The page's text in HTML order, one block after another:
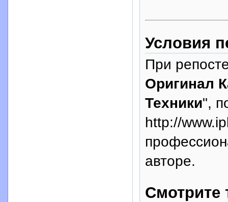
Условия
При
Оригинал
Техники",
http://
авторе.
Смотрите